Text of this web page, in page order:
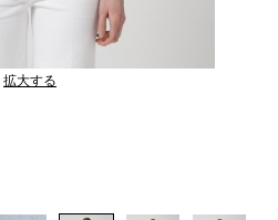
拡大する